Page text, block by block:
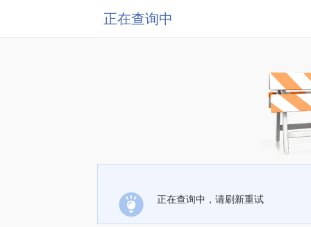
正在查询中
正在查询中，请刷新重试